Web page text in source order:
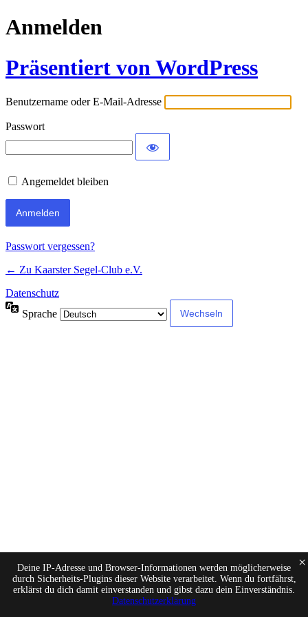
Anmelden
Präsentiert von WordPress
Benutzername oder E-Mail-Adresse
Passwort
Angemeldet bleiben
Passwort vergessen?
← Zu Kaarster Segel-Club e.V.
Datenschutz
Sprache
Deine IP-Adresse und Browser-Informationen werden möglicherweise
durch Sicherheits-Plugins dieser Website verarbeitet. Wenn du fortfährst,
erklärst du dich damit einverstanden und gibst dazu dein Einverständnis.
Datenschutzerklärung
×